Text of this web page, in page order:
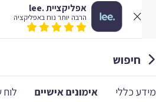
אפליקציית .lee
הרבה יותר נוח באפליקציה
חיפוש
כללי אימונים אישיים לוח